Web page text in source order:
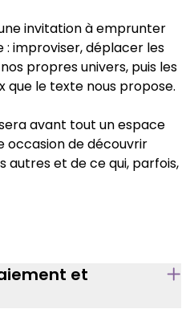
invitation à emprunter
improviser, déplacer les
propres univers, puis les
que le texte nous propose.
avant tout un espace
occasion de découvrir
autres et de ce qui, parfois,
et